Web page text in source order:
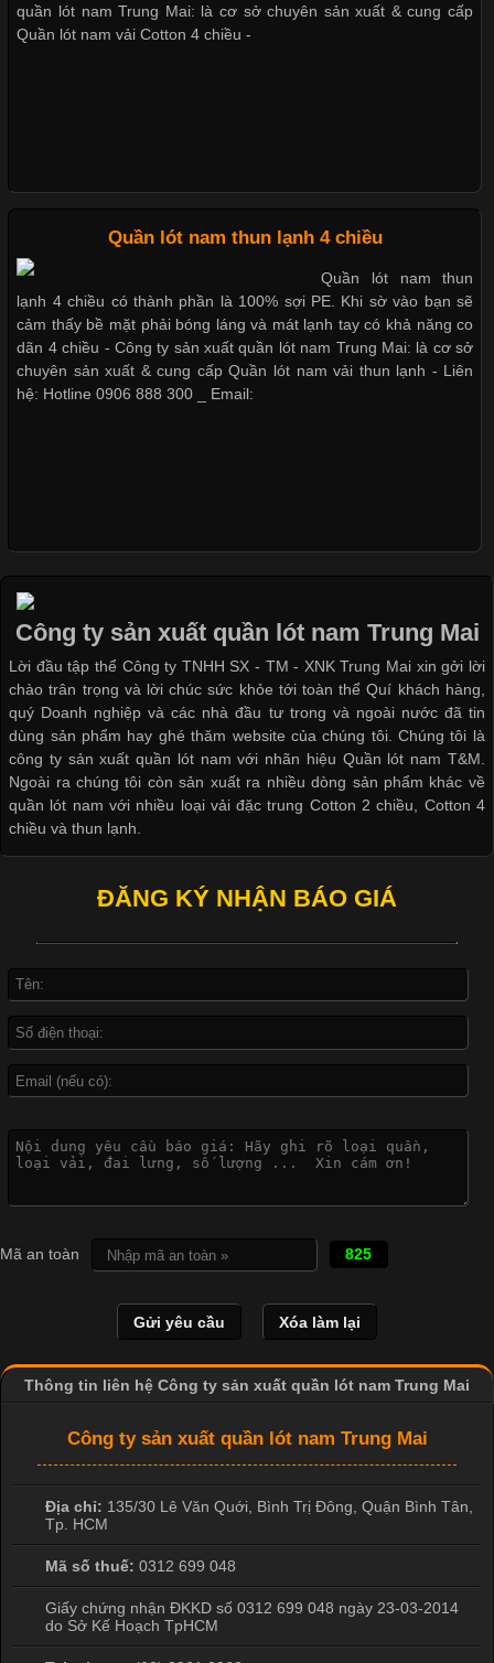
vải thun luôn đóng vai trò quan trọng trong quá trình sản xuất.
Hiện nay, nhu cầu tìm kiếm quần lót nam giá
Xu Hướng Form Áo Thun Phổ Biến Trong Ngành May Mặc
Cập nhật 2026-05-09 15:58:23
Khám Phá Áo Phông Trang Phục Phổ Biến Nhất Hiện Nay
Cập nhật 2026-04-24 17:24:50
Áo phông là một trong những trang phục phổ biến nhất trong
đời sống hiện đại nhờ sự tiện lợi, thoải mái và dễ phối đồ.
Không chỉ xuất hiện trong thời trang thường ngày, áo phông còn
được ứng dụng rộng rãi trong ngành sản xuất may mặc, đặc
biệt là các sản phẩm từ vải thun. Hiện nay,
Đại
In Chuyển Nhiệt Là Gì? Công Nghệ In Hiện Đại Trong Ngành
May Mặc Trong ngành in ấn và thời trang, in chuyển nhiệt đang
là một trong những công nghệ phổ biến nhờ khả năng tạo ra
dụng rộng rãi trong sản xuất áo thun, đồ thể thao
Nguyên bộ quần lót nam Boxer thun lạnh giá rẻ
Mẫu quần short quần lót nam nữ hè thu 2017
Thị hiều quần lót nam bơi lội nam và nữ 2017
Giặt và bảo quản quần lót nam đúng cách
Bộ sưu tập quần lót nam Boxer TpHCM
Quần lót nam boxer thun lạnh
Nguyên bộ quần lót nam Boxer thun lạnh giá rẻ
Dễ chịu hơn với quần lót nam giá rẻ vải Cotton 4 chiều
quần lót nam Trung Mai: là cơ sở chuyên sản xuất & cung cấp
Quần lót nam vải Cotton 4 chiều -
Quần lót nam thun lạnh 4 chiều
Quần lót nam thun
lạnh 4 chiều có thành phần là 100% sợi PE. Khi sờ vào bạn sẽ
cảm thấy bề mặt phải bóng láng và mát lạnh tay có khả năng co
dãn 4 chiều - Công ty sản xuất quần lót nam Trung Mai: là cơ sở
chuyên sản xuất & cung cấp Quần lót nam vải thun lạnh - Liên
hệ: Hotline 0906 888 300 _ Email:
Công ty sản xuất quần lót nam Trung Mai
Lời đầu tập thể Công ty TNHH SX - TM - XNK Trung Mai xin gởi lời
chào trân trọng và lời chúc sức khỏe tới toàn thể Quí khách hàng,
quý Doanh nghiệp và các nhà đầu tư trong và ngoài nước đã tin
dùng sản phẩm hay ghé thăm website của chúng tôi. Chúng tôi là
công ty sản xuất quần lót nam với nhãn hiệu Quần lót nam T&M.
Ngoài ra chúng tôi còn sản xuất ra nhiều dòng sản phẩm khác về
quần lót nam với nhiều loại vải đặc trung Cotton 2 chiều, Cotton 4
chiều và thun lạnh.
ĐĂNG KÝ NHẬN BÁO GIÁ
Mã an toàn 825
Thông tin liên hệ Công ty sản xuất quần lót nam Trung Mai
Công ty sản xuất quần lót nam Trung Mai
Địa chỉ: 135/30 Lê Văn Quới, Bình Trị Đông Quận Bình Tân
Tp. HCM
Mã số thuế: 0312 699 048
Giấy chứng nhận ĐKKD số 0312 699 048 ngày 23-03-2014
do Sở Kế Hoạch TpHCM